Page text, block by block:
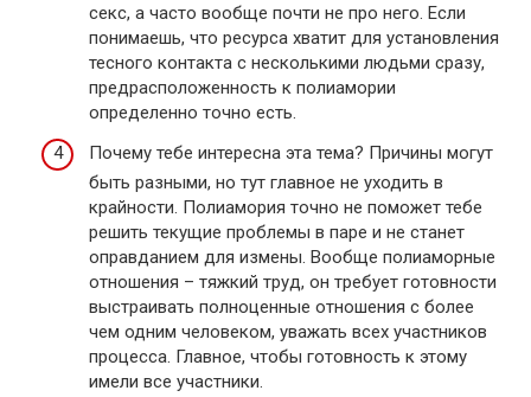
секс, а часто вообще почти не про него. Если
понимаешь, что ресурса хватит для установления
тесного контакта с несколькими людьми сразу,
предрасположенность к полиамории
определенно точно есть.
Почему тебе интересна эта тема? Причины могут
быть разными, но тут главное не уходить в
крайности. Полиамория точно не поможет тебе
решить текущие проблемы в паре и не станет
оправданием для измены. Вообще полиаморные
отношения – тяжкий труд, он требует готовности
выстраивать полноценные отношения с более
чем одним человеком, уважать всех участников
процесса. Главное, чтобы готовность к этому
имели все участники.